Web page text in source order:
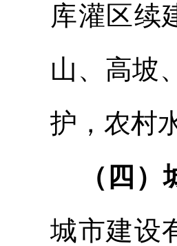
库灌区续
山、高坡
护，农村
（四
城市建设